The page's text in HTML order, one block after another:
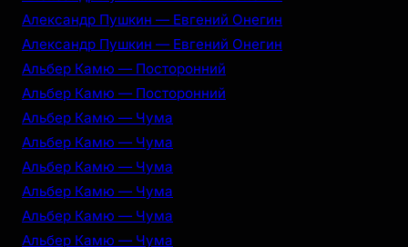
Александр Пушкин — Евгений Онегин
Александр Пушкин — Евгений Онегин
Альбер Камю — Посторонний
Альбер Камю — Посторонний
Альбер Камю — Чума
Альбер Камю — Чума
Альбер Камю — Чума
Альбер Камю — Чума
Альбер Камю — Чума
Альбер Камю — Чума